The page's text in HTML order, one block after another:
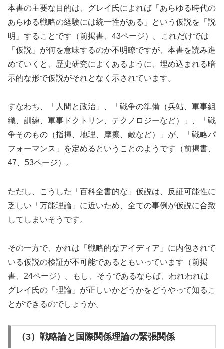
本書の主要な目的は、グレイ氏によれば「あらゆる時代の
あらゆる戦略の経験には統一性がある」という仮説を「説
明」することです（前掲書、43ページ）。これだけでは
「仮説」が何を意味するのか不明瞭ですが、本書を読み進
めていくと、歴史研究によくあるように、埋め込まれる暗
示的な形で仮説がそれとなく示されています。
すなわち、「人間と政治」、「戦争の準備（兵站、軍事組
織、訓練、軍事ドクトリン、テクノロジーなど）」、「戦
争そのもの（指揮、地理、摩擦、敵など）」が、「戦略パ
フォーマンス」を定めるということのようです（前掲書、
47、53ページ）。
ただし、こうした「百科全書的な」仮説は、反証可能性に
乏しい「万能理論」に近いため、全ての事例が仮説に合致
してしまいそうです。
その一方で、かれは「戦略的なアイディア」に内包されて
いる仮説の検証が不可能であるともいっています（前掲
書、24ページ）。もし、そうであるならば、われわれは
グレイ氏の「理論」が正しいかどうかをどうやって知るこ
とができるのでしょうか。
（3）戦略論と国際関係理論の緊張関係